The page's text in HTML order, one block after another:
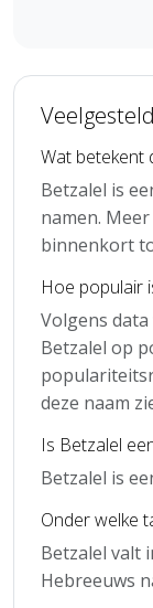
Wat betekent
Betzalel is
namen.
binnenkort
Hoe populair
Volgens
Betzalel op
deze naam
Is Betzalel
Betzalel is
Onder welke
Betzalel valt
Hebreeuws